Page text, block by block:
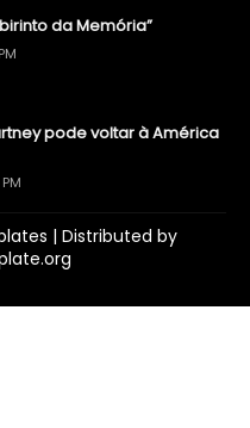
da Memória”
pode voltar à América
| Distributed by